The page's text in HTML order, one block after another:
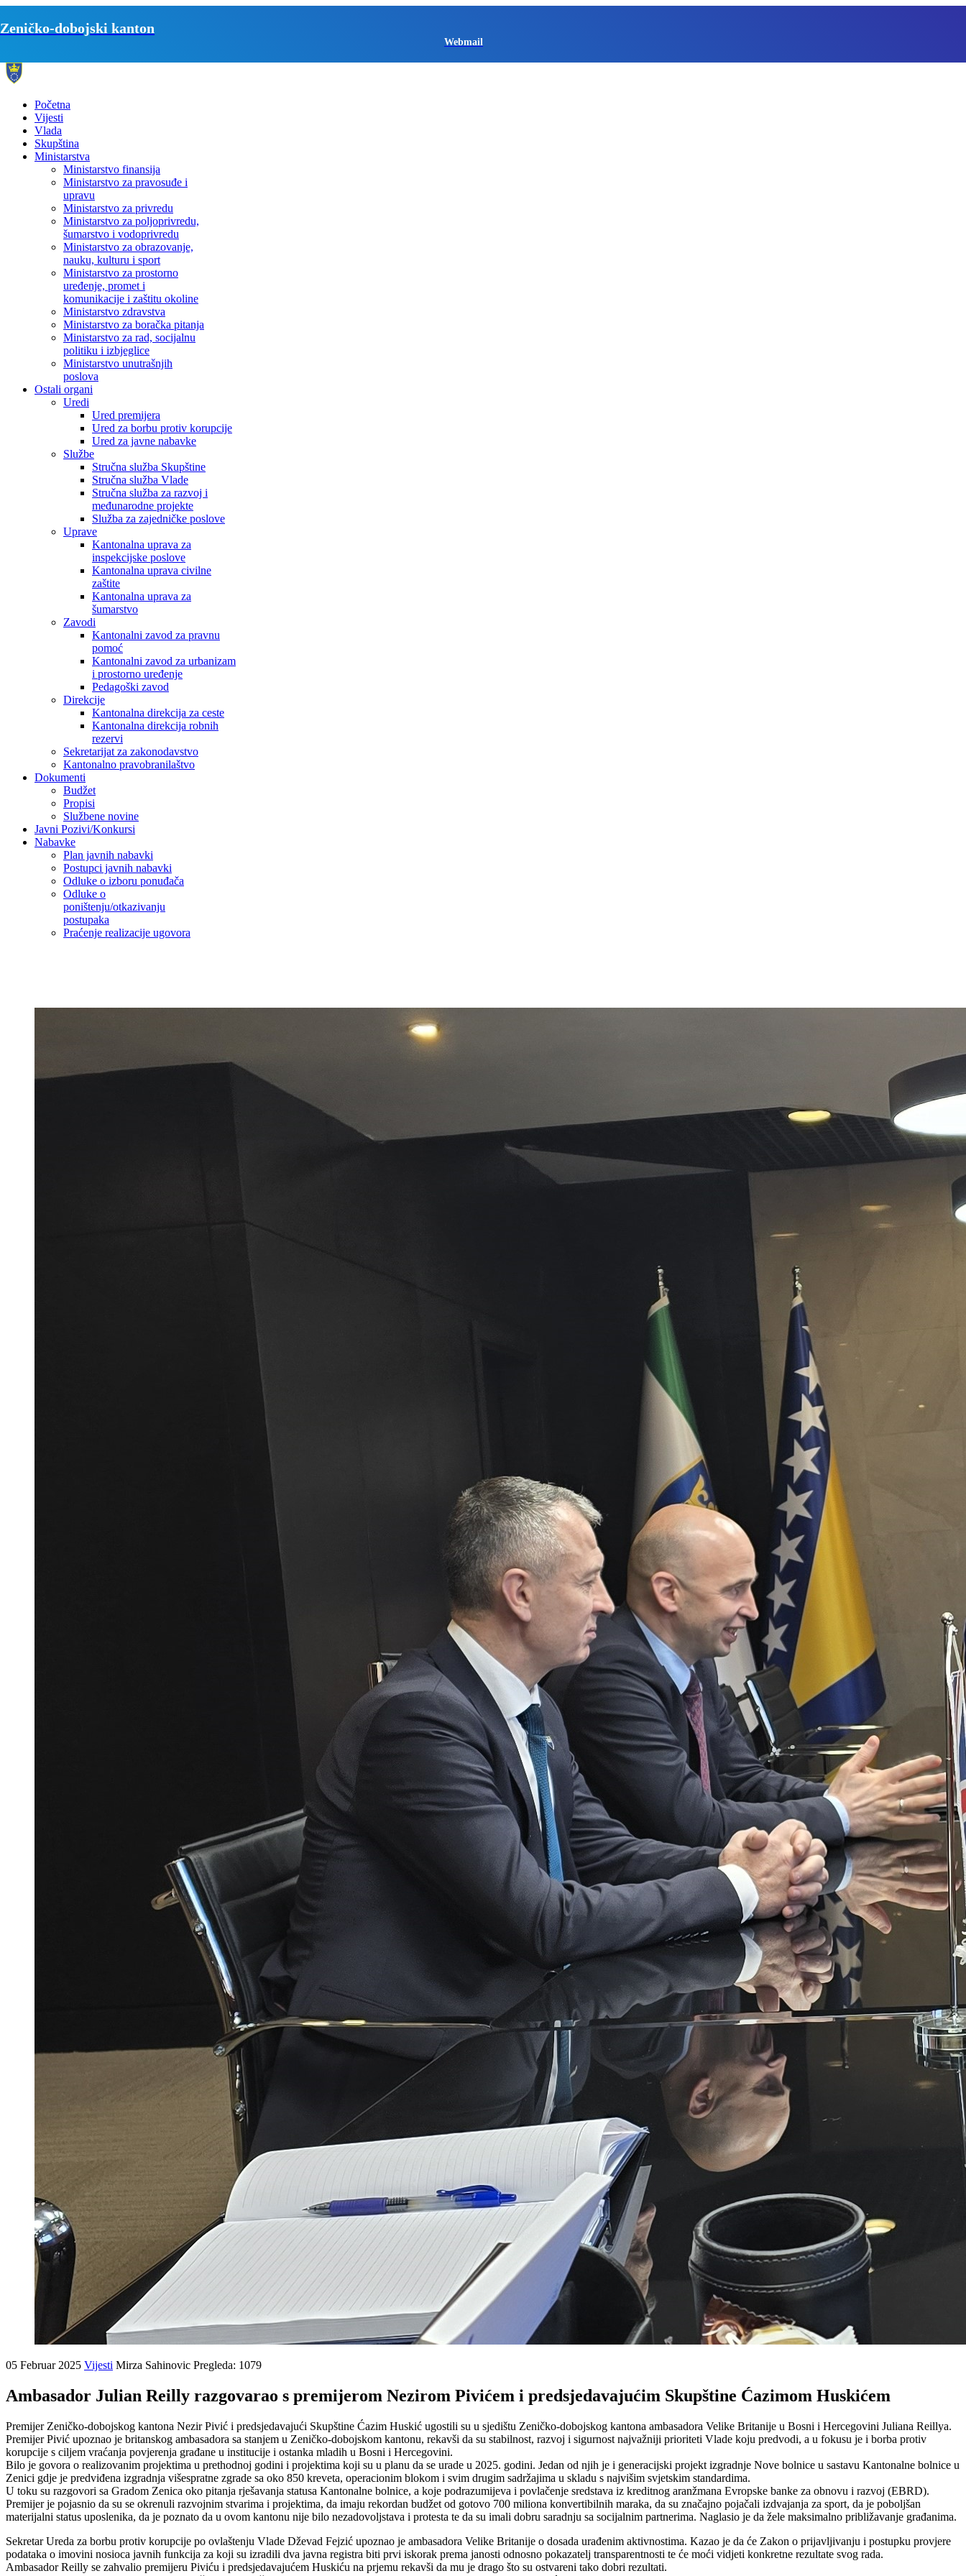
Zeničko-dobojski kanton
Webmail
Početna
Vijesti
Vlada
Skupština
Ministarstva
Ministarstvo finansija
Ministarstvo za pravosuđe i
upravu
Ministarstvo za privredu
Ministarstvo za poljoprivredu,
šumarstvo i vodoprivredu
Ministarstvo za obrazovanje,
nauku, kulturu i sport
Ministarstvo za prostorno
uređenje, promet i
komunikacije i zaštitu okoline
Ministarstvo zdravstva
Ministarstvo za boračka pitanja
Ministarstvo za rad, socijalnu
politiku i izbjeglice
Ministarstvo unutrašnjih
poslova
Ostali organi
Uredi
Ured premijera
Ured za borbu protiv korupcije
Ured za javne nabavke
Službe
Stručna služba Skupštine
Stručna služba Vlade
Stručna služba za razvoj i
međunarodne projekte
Služba za zajedničke poslove
Uprave
Kantonalna uprava za
inspekcijske poslove
Kantonalna uprava civilne
zaštite
Kantonalna uprava za
šumarstvo
Zavodi
Kantonalni zavod za pravnu
pomoć
Kantonalni zavod za urbanizam
i prostorno uređenje
Pedagoški zavod
Direkcije
Kantonalna direkcija za ceste
Kantonalna direkcija robnih
rezervi
Sekretarijat za zakonodavstvo
Kantonalno pravobranilaštvo
Dokumenti
Budžet
Propisi
Službene novine
Javni Pozivi/Konkursi
Nabavke
Plan javnih nabavki
Postupci javnih nabavki
Odluke o izboru ponuđača
Odluke o
poništenju/otkazivanju
postupaka
Praćenje realizacije ugovora
05 Februar 2025 Vijesti Mirza Sahinovic Pregleda: 1079
Ambasador Julian Reilly razgovarao s premijerom Nezirom Pivićem i predsjedavajućim Skupštine Ćazimom Huskićem
Premijer Zeničko-dobojskog kantona Nezir Pivić i predsjedavajući Skupštine Ćazim Huskić ugostili su u sjedištu Zeničko-dobojskog kantona ambasadora Velike Britanije u Bosni i Hercegovini Juliana Reillya.
Premijer Pivić upoznao je britanskog ambasadora sa stanjem u Zeničko-dobojskom kantonu, rekavši da su stabilnost, razvoj i sigurnost najvažniji prioriteti Vlade koju predvodi, a u fokusu je i borba protiv
korupcije s ciljem vraćanja povjerenja građane u institucije i ostanka mladih u Bosni i Hercegovini.
Bilo je govora o realizovanim projektima u prethodnoj godini i projektima koji su u planu da se urade u 2025. godini. Jedan od njih je i generacijski projekt izgradnje Nove bolnice u sastavu Kantonalne bolnice u
Zenici gdje je predviđena izgradnja višespratne zgrade sa oko 850 kreveta, operacionim blokom i svim drugim sadržajima u skladu s najvišim svjetskim standardima.
U toku su razgovori sa Gradom Zenica oko pitanja rješavanja statusa Kantonalne bolnice, a koje podrazumijeva i povlačenje sredstava iz kreditnog aranžmana Evropske banke za obnovu i razvoj (EBRD).
Premijer je pojasnio da su se okrenuli razvojnim stvarima i projektima, da imaju rekordan budžet od gotovo 700 miliona konvertibilnih maraka, da su značajno pojačali izdvajanja za sport, da je poboljšan
materijalni status uposlenika, da je poznato da u ovom kantonu nije bilo nezadovoljstava i protesta te da su imali dobru saradnju sa socijalnim partnerima. Naglasio je da žele maksimalno približavanje građanima.
Sekretar Ureda za borbu protiv korupcije po ovlaštenju Vlade Dževad Fejzić upoznao je ambasadora Velike Britanije o dosada urađenim aktivnostima. Kazao je da će Zakon o prijavljivanju i postupku provjere
podataka o imovini nosioca javnih funkcija za koji su izradili dva javna registra biti prvi iskorak prema janosti odnosno pokazatelj transparentnosti te će moći vidjeti konkretne rezultate svog rada.
Ambasador Reilly se zahvalio premijeru Piviću i predsjedavajućem Huskiću na prjemu rekavši da mu je drago što su ostvareni tako dobri rezultati.